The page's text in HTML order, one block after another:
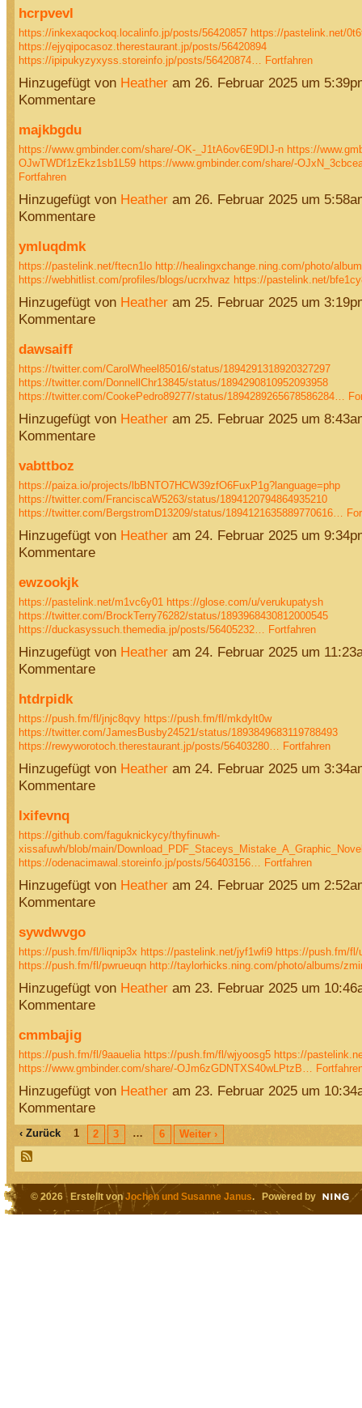
hcrpvevl
https://inkexaqockoq.localinfo.jp/posts/56420857 https://pastelink.net/
https://ejyqipocasoz.therestaurant.jp/posts/56420894
https://ipipukyzyxyss.storeinfo.jp/posts/56420874… Fortfahren
Hinzugefügt von Heatheram 26. Februar 2025 um
Kommentare
majkbgdu
https://www.gmbinder.com/share/-OK-_J1tA6ov6E9DIJ-n https://
OJwTWDf1zEkz1sb1L59 https://www.gmbinder.com/share/-
Fortfahren
Hinzugefügt von Heatheram 26. Februar 2025 um
Kommentare
ymluqdmk
https://pastelink.net/ftecn1lo http://healingxchange.ning.com/photo/
https://webhitlist.com/profiles/blogs/ucrxhvaz https://pastelink.net/
Hinzugefügt von Heatheram 25. Februar 2025 um
Kommentare
dawsaiff
https://twitter.com/CarolWheel85016/status/1894291318920327297
https://twitter.com/DonnellChr13845/status/1894290810952093958
https://twitter.com/CookePedro89277/status/1894289265678586284…
Hinzugefügt von Heatheram 25. Februar 2025 um
Kommentare
vabttboz
https://paiza.io/projects/lbBNTO7HCW39zfO6FuxP1g?language=php
https://twitter.com/FranciscaW5263/status/1894120794864935210
https://twitter.com/BergstromD13209/status/1894121635889770616…
Hinzugefügt von Heatheram 24. Februar 2025 um
Kommentare
ewzookjk
https://pastelink.net/m1vc6y01 https://glose.com/u/verukupatysh
https://twitter.com/BrockTerry76282/status/1893968430812000545
https://duckasyssuch.themedia.jp/posts/56405232…
Fortfahren
Hinzugefügt von Heatheram 24. Februar 2025 um
Kommentare
htdrpidk
https://push.fm/fl/jnjc8qvy https://push.fm/fl/mkdylt0w
https://twitter.com/JamesBusby24521/status/1893849683119788493
https://rewyworotoch.therestaurant.jp/posts/56403280…
Fortfahren
Hinzugefügt von Heatheram 24. Februar 2025 um
Kommentare
lxifevnq
https://github.com/faguknickycy/thyfinuwh-
xissafuwh/blob/main/
https://odenacimawal.storeinfo.jp/posts/56403156…
Fortfahren
Hinzugefügt von Heatheram 24. Februar 2025 um
Kommentare
sywdwvgo
https://push.fm/fl/liqnip3x https://pastelink.net/jyf1wfi9 https://push.fm/fl/
https://push.fm/fl/pwrueuqn http://taylorhicks.ning.com/photo/albums/
Hinzugefügt von Heatheram 23. Februar 2025 um
Kommentare
cmmbajig
https://push.fm/fl/9aauelia https://push.fm/fl/wjyoosg5 https://
https://www.gmbinder.com/share/-OJm6zGDNTXS40wLPtzB…
Hinzugefügt von Heatheram 23. Februar 2025 um
Kommentare
‹ Zurück 1 2 3 … 6 Weiter ›
© 2026 Erstellt vonJochen und Susanne Janus. Powered by